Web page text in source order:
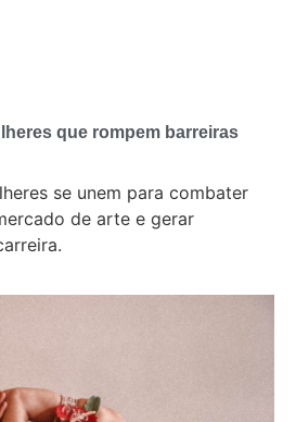
que rompem barreiras
se unem para combater
de arte e gerar